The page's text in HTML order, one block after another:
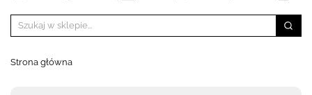
Strona główna